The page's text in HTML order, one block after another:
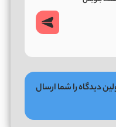
دیدگاه را شما ارسال